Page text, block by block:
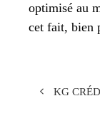
optimisé au
cet fait, bien
KG